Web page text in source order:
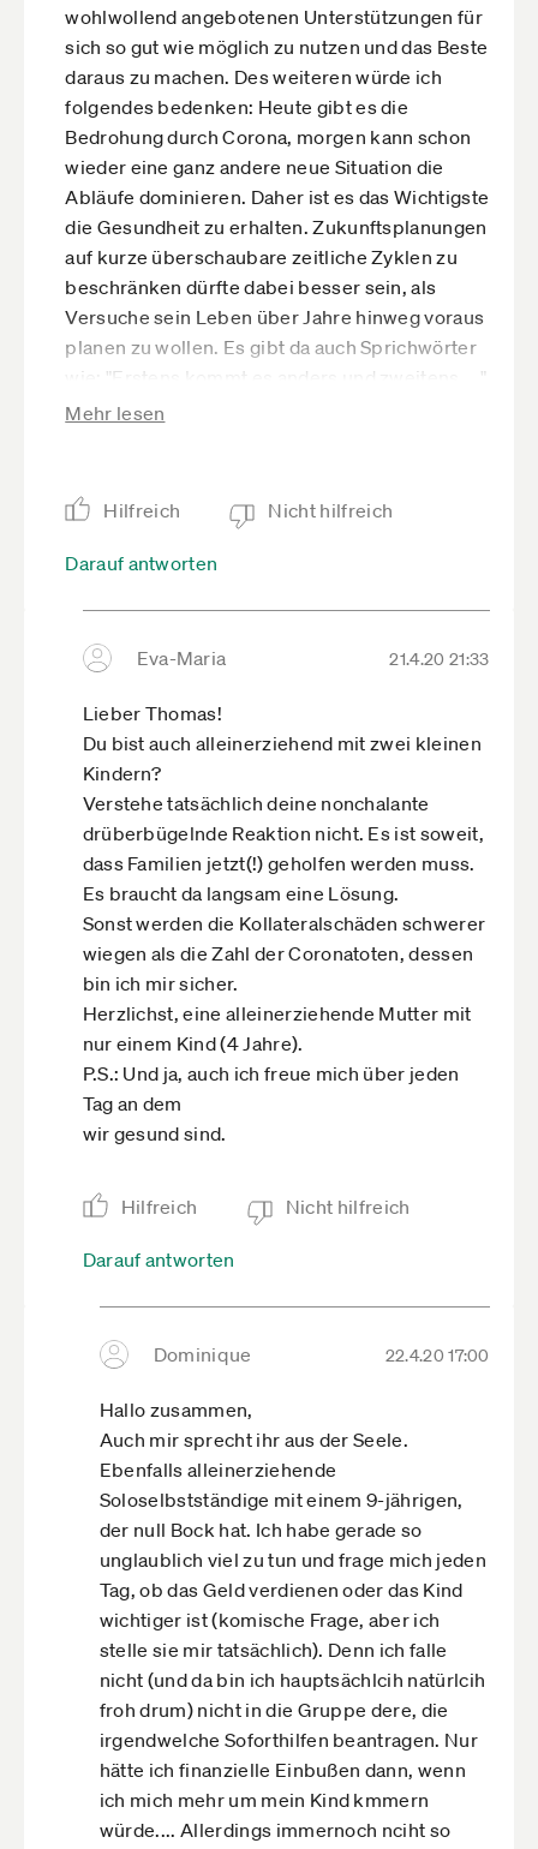
wohlwollend angebotenen Unterstützungen für
sich so gut wie möglich zu nutzen und das Beste
daraus zu machen. Des weiteren würde ich
folgendes bedenken: Heute gibt es die
Bedrohung durch Corona, morgen kann schon
wieder eine ganz andere neue Situation die
Abläufe dominieren. Daher ist es das Wichtigste
die Gesundheit zu erhalten. Zukunftsplanungen
auf kurze überschaubare zeitliche Zyklen zu
beschränken dürfte dabei besser sein, als
Versuche sein Leben über Jahre hinweg voraus
planen zu wollen. Es gibt da auch Sprichwörter
wie: "Erstens kommt es anders und zweitens...."
Daher sage ich mir: Genieße jeden Tag und
seine eigene, besondere Herausforderung an
Dich stellt, die es zu meistern gilt. Wenn man
den Medien glaubt, was man besonders in der
Hauptgefahr in einer extremen
gesundheitlichen Bedrohung durch ein
neuartiges Virus. Probleme im häuslichen
Umfeld in Verbindung mit Existenzängsten sind
zwar auch relevant, aber das ist alles nicht
entscheidend. Viel wichtiger ist die Frage, wie
es überhaupt weitergeht. Bei der in Aussicht
gestellten und zu erwartenden weiteren
Durchseuchung der Bevölkerung mit dem
Virus, werden wir mit hoher Wahrscheinlichkeit
bald an Covid-19 erkranken . Wenn das
geschieht, könnten die jetzigen Probleme und
Sorgen ganz schnell wie Seifenblasen
zerplatzen.
Mehr lesen
Hilfreich Nicht hilfreich
Darauf antworten
Eva-Maria 21.4.20 21:33
Lieber Thomas!
Du bist auch alleinerziehend mit zwei kleinen
Kindern?
Verstehe tatsächlich deine nonchalante
drüberbügelnde Reaktion nicht. Es ist soweit,
dass Familien jetzt(!) geholfen werden muss.
Es braucht da langsam eine Lösung.
Sonst werden die Kollateralschäden schwerer
wiegen als die Zahl der Coronatoten, dessen
bin ich mir sicher.
Herzlichst, eine alleinerziehende Mutter mit
nur einem Kind (4 Jahre).
P.S.: Und ja, auch ich freue mich über jeden
Tag an dem
wir gesund sind.
Hilfreich Nicht hilfreich
Darauf antworten
Dominique 22.4.20 17:00
Hallo zusammen,
Auch mir sprecht ihr aus der Seele.
Ebenfalls alleinerziehende
Soloselbstständige mit einem 9-jährigen,
der null Bock hat. Ich habe gerade so
unglaublich viel zu tun und frage mich jeden
Tag, ob das Geld verdienen oder das Kind
wichtiger ist (komische Frage, aber ich
stelle sie mir tatsächlich). Denn ich falle
nicht (und da bin ich hauptsächlcih natürlcih
froh drum) nicht in die Gruppe dere, die
irgendwelche Soforthilfen beantragen. Nur
hätte ich finanzielle Einbußen dann, wenn
ich mich mehr um mein Kind kmmern
würde.... Allerdings immernoch nciht so